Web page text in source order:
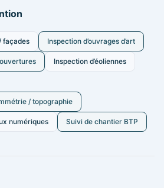
façades Inspection d’ouvrages d’art
Inspection d’éoliennes
/ topographie
numériques Suivi de chantier BTP